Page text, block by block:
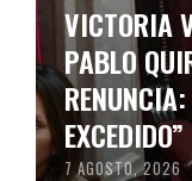
VICTORIA
PABLO
EXCEDIDO”
7 AGOSTO, 2026